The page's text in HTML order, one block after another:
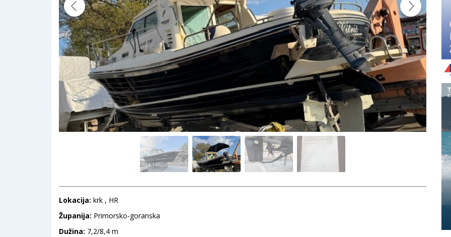
Lokacija: krk , HR
Županija: Primorsko-goranska
Dužina: 7,2/8,4 m